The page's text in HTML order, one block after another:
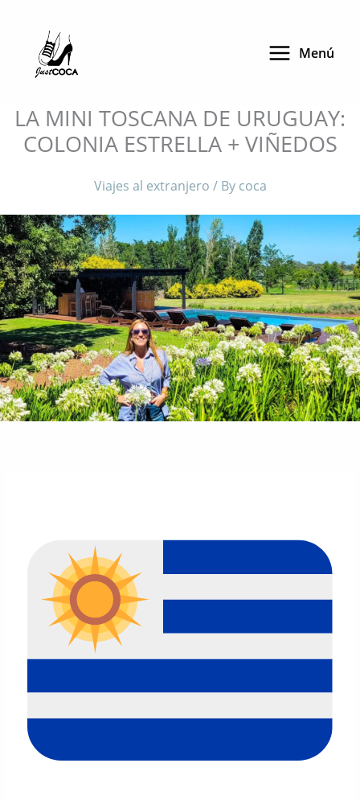
content
Menú
LA MINI TOSCANA DE URUGUAY:
COLONIA ESTRELLA + VIÑEDOS
Viajes al extranjero / By coca